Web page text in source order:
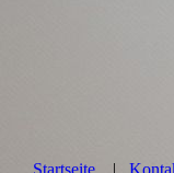
Startseite |